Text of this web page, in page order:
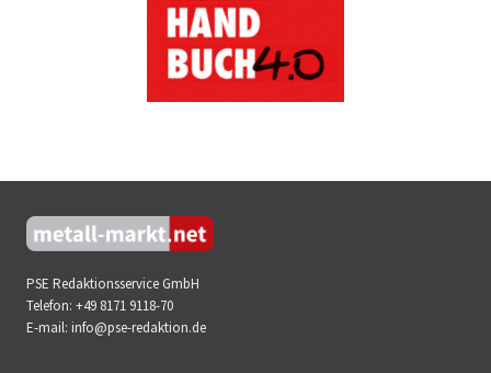
PSE Redaktionsservice GmbH
Telefon: +49 8171 9118-70
E-mail: info@pse-redaktion.de